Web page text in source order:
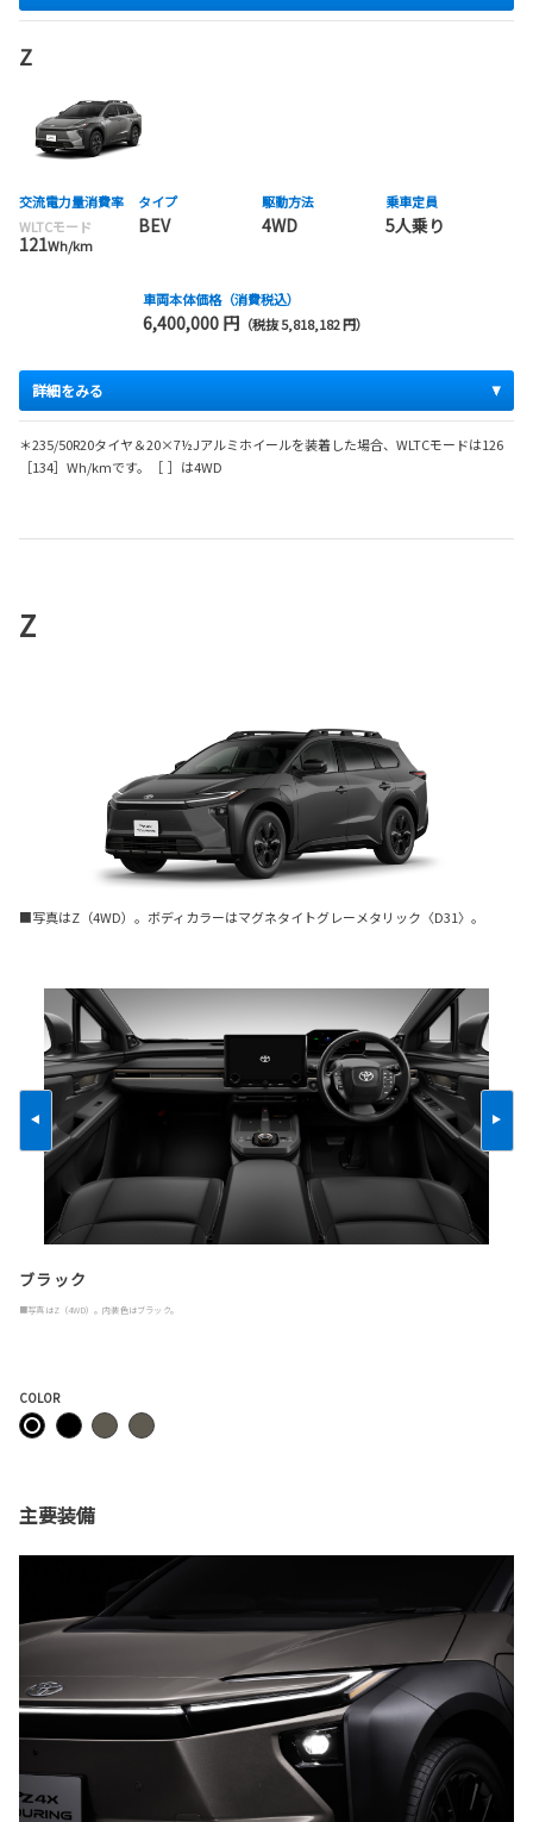
Z
交流電力量消費率
WLTCモード
121Wh/km
タイプ
BEV
駆動方法
4WD
乗車定員
5人乗り
車両本体価格（消費税込）
6,400,000 円 （税抜 5,818,182 円）
詳細をみる
＊235/50R20タイヤ＆20×7½Jアルミホイールを装着した場合、WLTCモードは126
［134］Wh/kmです。［ ］は4WD
Z
■写真はZ（4WD）。ボディカラーはマグネタイトグレーメタリック〈D31〉。
ブラック
■写真はZ（4WD）。内装色はブラック。
COLOR
主要装備